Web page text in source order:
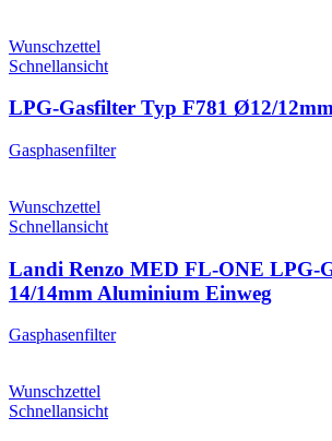
Wunschzettel
Schnellansicht
LPG-Gasfilter Typ F781 Ø12/
Gasphasenfilter
Wunschzettel
Schnellansicht
Landi Renzo MED FL-ONE LPG-
14/14mm Aluminium Einweg
Gasphasenfilter
Wunschzettel
Schnellansicht